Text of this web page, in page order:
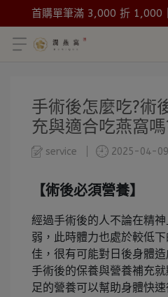
首購單筆滿 3,000 折 1,000
手術後怎麼吃?術
充與適合吃燕窩
service 2025-04-09
【術後必須營養】
經過手術後的人不論在精
弱，此時體力也處於較低
佳，很有可能對日後身體
手術後的保養與營養補充
足的營養可以幫助身體快